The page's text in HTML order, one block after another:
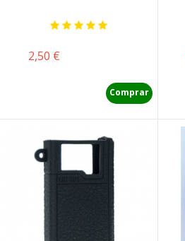
Precio
2,50 €
Comprar